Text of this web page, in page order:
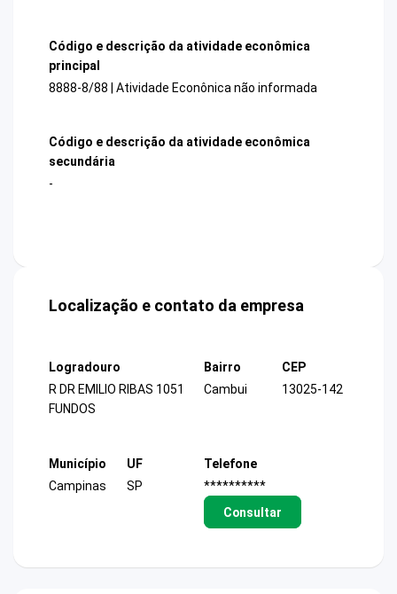
Código e descrição da atividade econômica
principal
8888-8/88 | Atividade Econônica não informada
Código e descrição da atividade econômica
secundária
-
Localização e contato da empresa
Logradouro
R DR EMILIO RIBAS 1051
FUNDOS
Bairro
Cambui
CEP
13025-142
Município
Campinas
UF
SP
Telefone
**********
Consultar